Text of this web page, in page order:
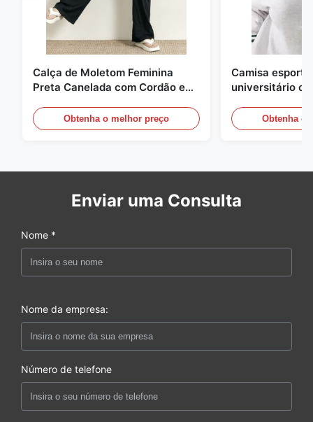
Calça de Moletom Feminina
Preta Canelada com Cordão e
Obtenha o melhor preço
Camisa
universitário
Obtenha o
Enviar uma Consulta
Nome *
Nome da empresa:
Número de telefone